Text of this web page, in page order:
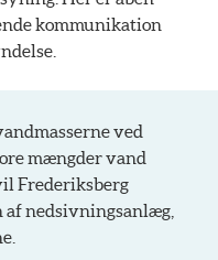
kommunikation
ved
mængder vand
Frederiksberg
nedsivningsanlæg,